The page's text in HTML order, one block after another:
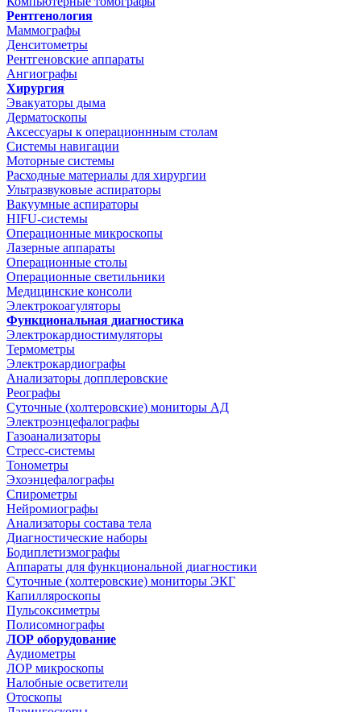
Рентгенология
Маммографы
Денситометры
Рентгеновские аппараты
Ангиографы
Хирургия
Эвакуаторы дыма
Дерматоскопы
Аксессуары к операционнным столам
Системы навигации
Моторные системы
Расходные материалы для хирургии
Ультразвуковые аспираторы
Вакуумные аспираторы
HIFU-системы
Операционные микроскопы
Лазерные аппараты
Операционные столы
Операционные светильники
Медицинские консоли
Электрокоагуляторы
Функциональная диагностика
Электрокардиостимуляторы
Термометры
Электрокардиографы
Анализаторы допплеровские
Реографы
Суточные (холтеровские) мониторы АД
Электроэнцефалографы
Газоанализаторы
Стресс-системы
Тонометры
Эхоэнцефалографы
Спирометры
Нейромиографы
Анализаторы состава тела
Диагностические наборы
Бодиплетизмографы
Аппараты для функциональной диагностики
Суточные (холтеровские) мониторы ЭКГ
Капилляроскопы
Пульсоксиметры
Полисомнографы
ЛОР оборудование
Аудиометры
ЛОР микроскопы
Налобные осветители
Отоскопы